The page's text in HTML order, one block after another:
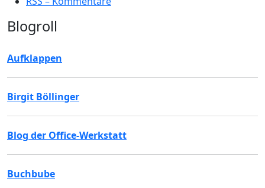
Blogroll
Aufklappen
Birgit Böllinger
Blog der Office-Werkstatt
Buchbube